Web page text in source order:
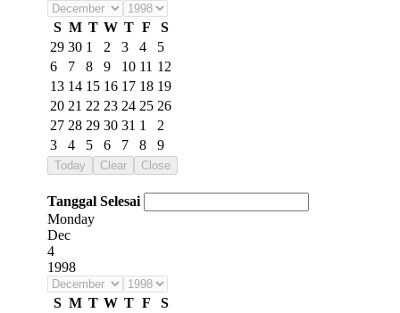
S M T W T F
S
29 30 1 2 3 4
5
6
7 8 9 10 11 12
13 14 15 16 17 18 19
20 21 22 23 24 25 26
27 28 29 30 31 1
2
3
4 5 6 7 8 9
Today Clear Close
Tanggal Selesai
Monday
Dec
4
1998
S M T W T F
S